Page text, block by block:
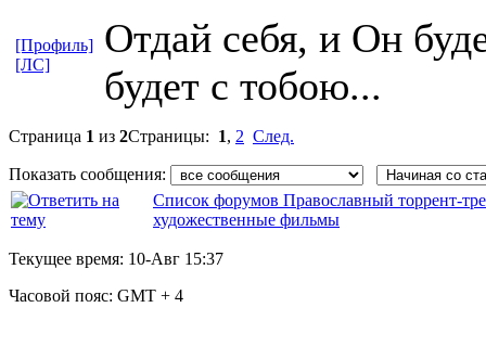
Отдай себя, и Он
будет с тобою...
[Профиль]
[ЛС]
Страница 1 из 2Страницы: 1, 2 След.
Показать сообщения:
Список форумов Православный торрент-
художественные фильмы
Текущее время: 10-Авг 15:37
Часовой пояс: GMT + 4